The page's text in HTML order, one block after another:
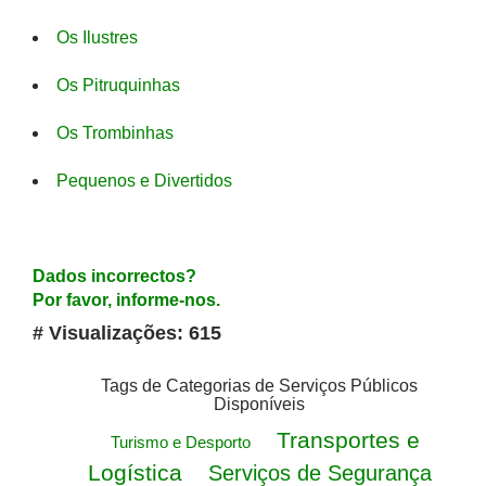
Os Ilustres
Os Pitruquinhas
Os Trombinhas
Pequenos e Divertidos
Dados incorrectos?
Por favor, informe-nos.
# Visualizações: 615
Tags de Categorias de Serviços Públicos
Disponíveis
Turismo e Desporto
Transportes e
Logística
Serviços de Segurança